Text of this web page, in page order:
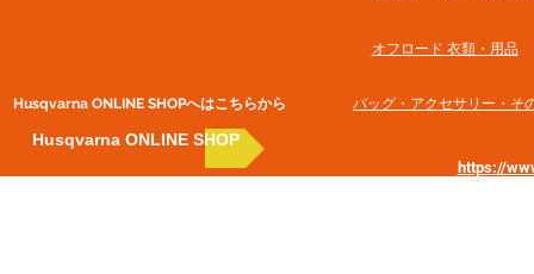
Husqvarna ONLINE SHOP​へはこちらから
Husqvarna ONLINE SHOP
オフロード 衣類・用品
バッグ・アクセサリー・そ
https://